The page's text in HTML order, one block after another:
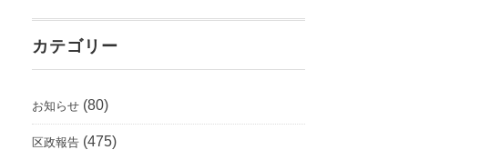
カテゴリー
お知らせ (80)
区政報告 (475)